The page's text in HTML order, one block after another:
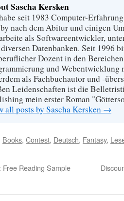
Sascha Kersken
seit 1983 Computer-
nach dem Abitur und einigen
als Softwareentwickler,
Datenbanken. Seit 1996
Dozent in den
und
als Fachbuchautor und -
Leidenschaften ist die
mein erster Roman
all posts by Sascha Kersken →
Books, Contest, Deutsch, Fantasy,
Reading Sample